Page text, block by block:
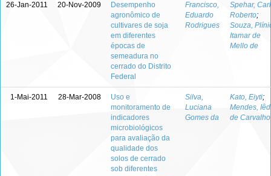
26-Jan-2011 20-Nov-2009
Desempenho
agronômico de
cultivares de soja
em diferentes
épocas de
semeadura no
cerrado do Distrito
Federal
Francisco,
Eduardo
Rodrigues
Spehar,
Roberto;
Souza,
Itamar de
Mello de
1-Mai-2011 28-Mar-2008
Uso e
monitoramento de
indicadores
microbiológicos
para avaliação da
qualidade dos
solos de cerrado
sob diferentes
Silva,
Luciana
Gomes da
Kato, Eiyti;
Mendes,
de Carvalho